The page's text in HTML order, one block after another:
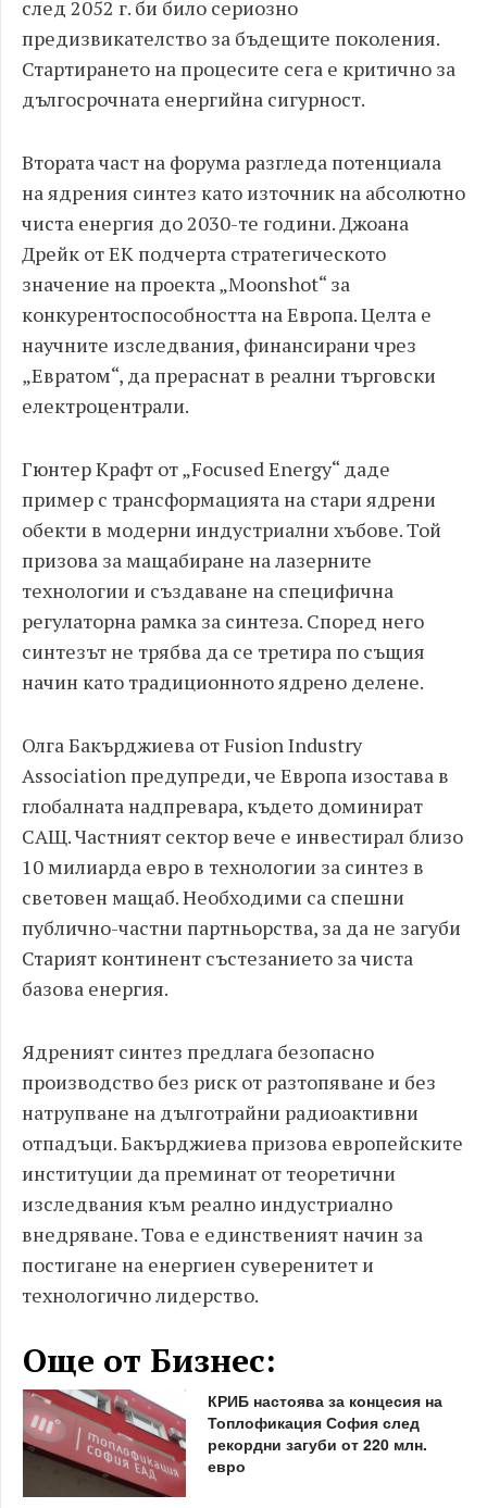
след 2052 г. би било сериозно
предизвикателство за бъдещите поколения.
Стартирането на процесите сега е критично за
дългосрочната енергийна сигурност.
Втората част на форума разгледа потенциала
на ядрения синтез като източник на абсолютно
чиста енергия до 2030-те години. Джоана
Дрейк от ЕК подчерта стратегическото
значение на проекта „Moonshot“ за
конкурентоспособността на Европа. Целта е
научните изследвания, финансирани чрез
„Евратом“, да прераснат в реални търговски
електроцентрали.
Гюнтер Крафт от „Focused Energy“ даде
пример с трансформацията на стари ядрени
обекти в модерни индустриални хъбове. Той
призова за мащабиране на лазерните
технологии и създаване на специфична
регулаторна рамка за синтеза. Според него
синтезът не трябва да се третира по същия
начин като традиционното ядрено делене.
Олга Бакърджиева от Fusion Industry
Association предупреди, че Европа изостава в
глобалната надпревара, където доминират
САЩ. Частният сектор вече е инвестирал близо
10 милиарда евро в технологии за синтез в
световен мащаб. Необходими са спешни
публично-частни партньорства, за да не загуби
Старият континент състезанието за чиста
базова енергия.
Ядреният синтез предлага безопасно
производство без риск от разтопяване и без
натрупване на дълготрайни радиоактивни
отпадъци. Бакърджиева призова европейските
институции да преминат от теоретични
изследвания към реално индустриално
внедряване. Това е единственият начин за
постигане на енергиен суверенитет и
технологично лидерство.
Още от Бизнес:
КРИБ настоява за концесия на
Топлофикация София след
рекордни загуби от 220 млн.
евро